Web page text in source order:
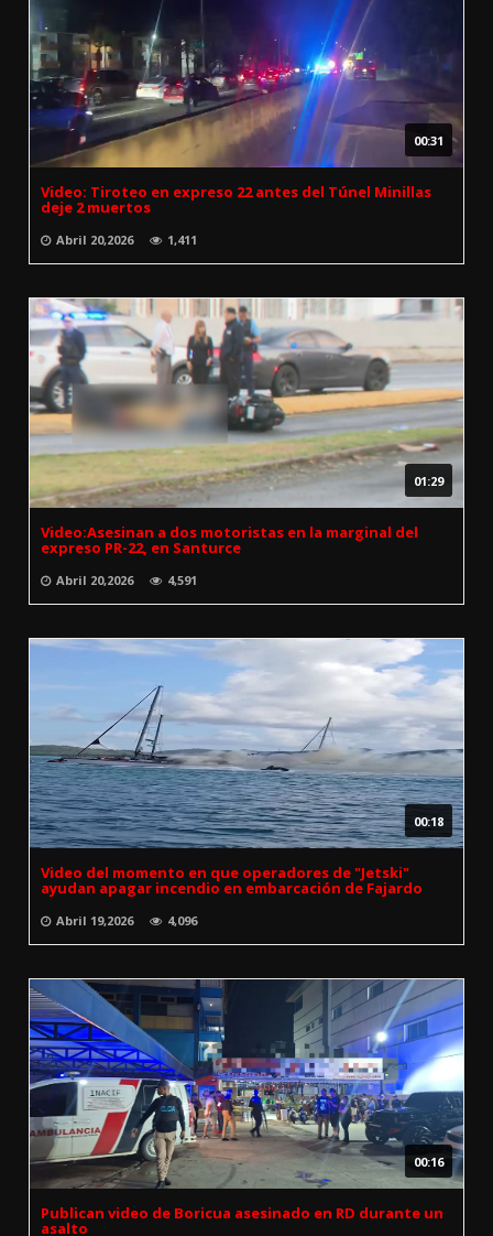
00:31
Video: Tiroteo en expreso 22 antes del Túnel Minillas
deje 2 muertos
Abril 20,2026 1,411
01:29
Video:Asesinan a dos motoristas en la marginal del
expreso PR-22, en Santurce
Abril 20,2026 4,591
00:18
Video del momento en que operadores de "Jetski"
ayudan apagar incendio en embarcación de Fajardo
Abril 19,2026 4,096
00:16
Publican video de Boricua asesinado en RD durante un
asalto